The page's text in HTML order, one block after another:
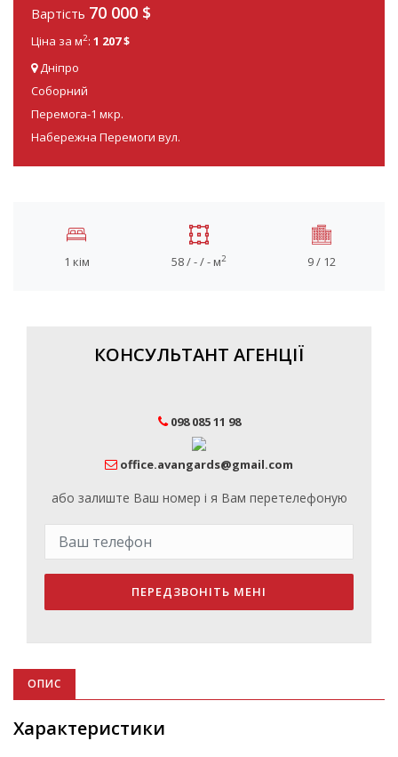
Вартість 70 000 $
Ціна за м2: 1 207 $
Дніпро
Соборний
Перемога-1 мкр.
Набережна Перемоги вул.
1 кім 58 / - / - м2 9 / 12
КОНСУЛЬТАНТ АГЕНЦІЇ
098 085 11 98
office.avangards@gmail.com
або залиште Ваш номер і я Вам перетелефоную
ПЕРЕДЗВОНІТЬ МЕНІ
ОПИС
Характеристики